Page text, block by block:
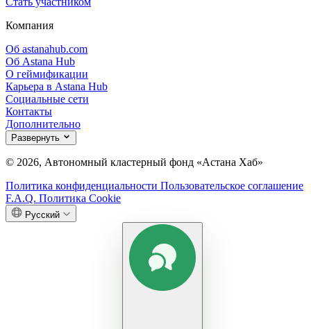
Компания
Об astanahub.com
Об Astana Hub
О геймификации
Карьера в Astana Hub
Социальные сети
Контакты
Дополнительно
Развернуть
© 2026, Автономный кластерный фонд «Астана Хаб»
Политика конфиденциальности Пользовательское соглашение
F.A.Q. Политика Cookie
Русский